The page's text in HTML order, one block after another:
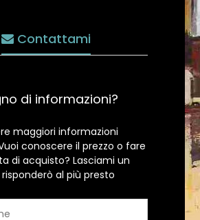
Contattami
di informazioni?
maggiori informazioni
conoscere il prezzo o fare
di acquisto? Lasciami un
al più presto